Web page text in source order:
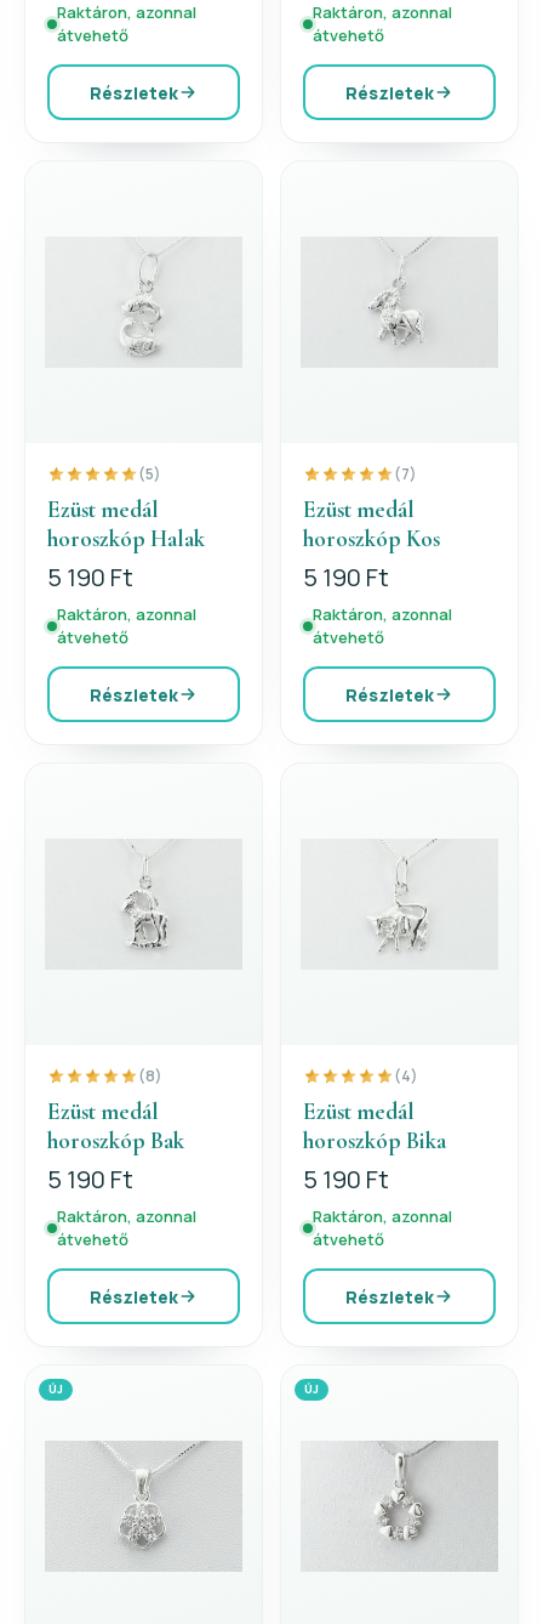
Raktáron, azonnal
átvehető
Részletek
Raktáron, azonnal
átvehető
Részletek
(5)
Ezüst medál
horoszkóp Halak
5 190 Ft
Raktáron, azonnal
átvehető
Részletek
(7)
Ezüst medál
horoszkóp Kos
5 190 Ft
Raktáron, azonnal
átvehető
Részletek
(8)
Ezüst medál
horoszkóp Bak
5 190 Ft
Raktáron, azonnal
átvehető
Részletek
(4)
Ezüst medál
horoszkóp Bika
5 190 Ft
Raktáron, azonnal
átvehető
Részletek
ÚJ ÚJ